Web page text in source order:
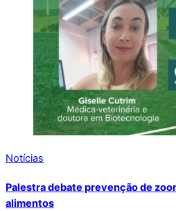
Notícias
Palestra debate prevenção de
alimentos